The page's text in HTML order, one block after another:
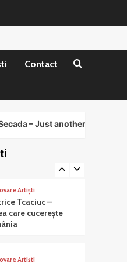
Contact
another day
Click România
Artiști
Artiști
Tcaciuc –
care cucerește
Artiști